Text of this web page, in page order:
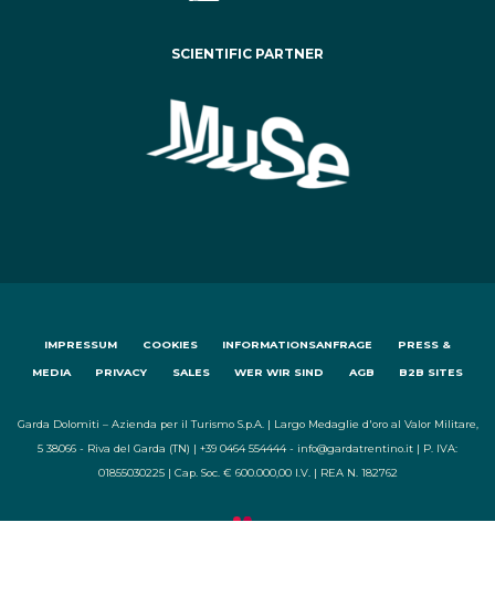
SCIENTIFIC PARTNER
IMPRESSUM COOKIES INFORMATIONSANFRAGE PRESS &
MEDIA PRIVACY SALES WER WIR SIND AGB B2B SITES
Garda Dolomiti – Azienda per il Turismo S.p.A. | Largo Medaglie d'oro al Valor Militare,
5 38066 - Riva del Garda (TN) | +39 0464 554444 - info@gardatrentino.it | P. IVA:
01855030225 | Cap. Soc. € 600.000,00 I.V. | REA N. 182762